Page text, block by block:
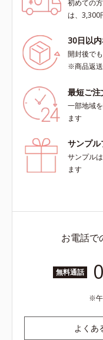
初めての
は、3,300
30日以
開封後で
※商品返
最短ご
一部地域
ます
サンプル
サンプル
ます
お電話で
無料通話
よくあ